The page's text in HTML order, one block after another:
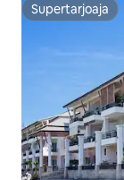
Supertarjoaja
Supertarjoaja